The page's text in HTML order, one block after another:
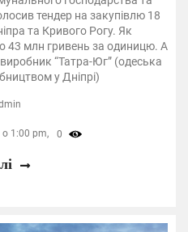
тендер на закупівлю 18
та Кривого Рогу. Як
43 млн гривень за одиницю. А
“Татра-Юг” (одеська
у Дніпрі)
1:00 pm, 0